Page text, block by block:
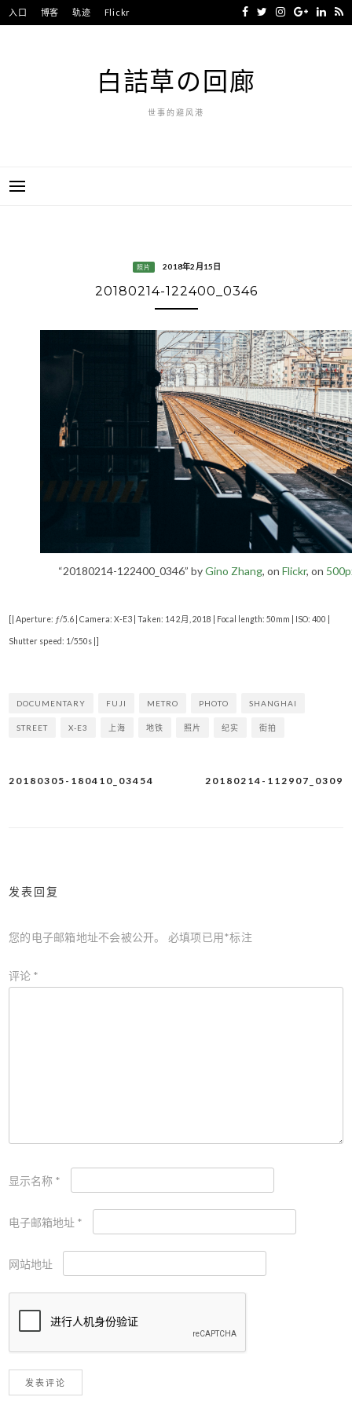
Skip
to
入口 博客 轨迹 Flickr
白詰草の回廊
世事的避风港
照片 2018年2月15日
20180214-122400_0346
“20180214-122400_0346” byGino Zhang, on Flickr, on
[| Aperture: ƒ/5.6 | Camera: X-E3 | Taken: 14 2月, 2018 | Focal length: 50mm | ISO: 400 |
Shutter speed: 1/550s |]
DOCUMENTARY FUJI METRO PHOTO SHANGHAI
STREET X-E3 上海 地铁 照片 纪实 街拍
文
20180214-112907_0309
20180305-180410_03454
发表回复
您的电子邮箱地址不会被公开。 必填项已用*标注
评论 *
显示名称 *
电子邮箱地址 *
网站地址